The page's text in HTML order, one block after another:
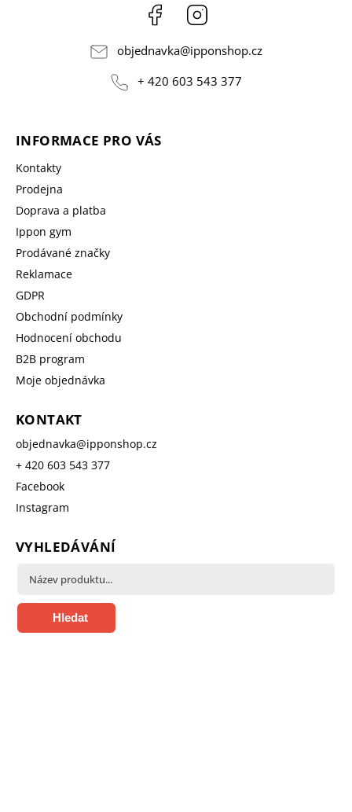
Facebook
objednavka@ipponshop.cz
+ 420 603 543 377
INFORMACE PRO VÁS
Kontakty
Prodejna
Doprava a platba
Ippon gym
Prodávané značky
Reklamace
GDPR
Obchodní podmínky
Hodnocení obchodu
B2B program
Moje objednávka
KONTAKT
objednavka@ipponshop.cz
+ 420 603 543 377
Facebook
Instagram
VYHLEDÁVÁNÍ
Hledat